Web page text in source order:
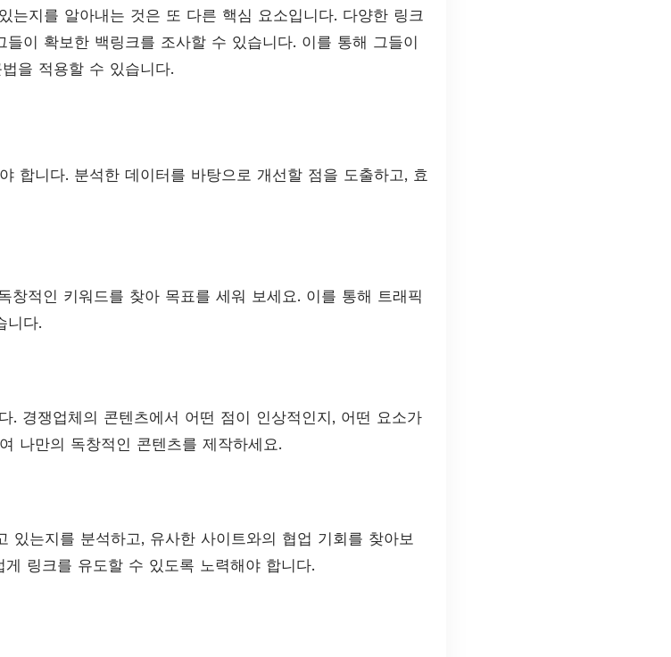
는지를 알아내는 것은 또 다른 핵심 요소입니다. 다양한 링크
이 확보한 백링크를 조사할 수 있습니다. 이를 통해 그들이
을 적용할 수 있습니다.
합니다. 분석한 데이터를 바탕으로 개선할 점을 도출하고, 효
창적인 키워드를 찾아 목표를 세워 보세요. 이를 통해 트래픽
니다.
. 경쟁업체의 콘텐츠에서 어떤 점이 인상적인지, 어떤 요소가
나만의 독창적인 콘텐츠를 제작하세요.
있는지를 분석하고, 유사한 사이트와의 협업 기회를 찾아보
링크를 유도할 수 있도록 노력해야 합니다.